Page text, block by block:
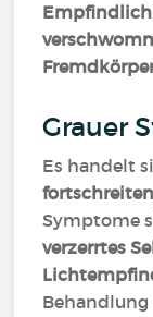
Grauer
Es handelt
Symptome
verzerrtes